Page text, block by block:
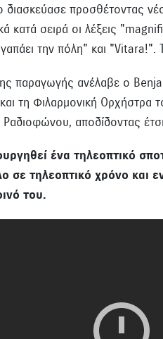
προσθέτοντας
κατά σειρά οι λέξεις
την πόλη" και "Vitara!".
παραγωγής ανέλαβε ο
τη Φιλαρμονική Ορχήστρα
αποδίδοντας
ένα τηλεοπτικό
σε τηλεοπτικό χρόνο και
του.